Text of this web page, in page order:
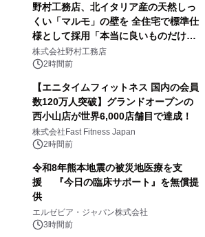
野村工務店、北イタリア産の天然しっ
くい「マルモ」の壁を 全住宅で標準仕
様として採用「本当に良いものだけに
こだわる」
株式会社野村工務店
2時間前
【エニタイムフィットネス 国内の会員
数120万人突破】グランドオープンの
西小山店が世界6,000店舗目で達成！
株式会社Fast Fitness Japan
2時間前
令和8年熊本地震の被災地医療を支
援 『今日の臨床サポート』を無償提
供
エルゼビア・ジャパン株式会社
3時間前